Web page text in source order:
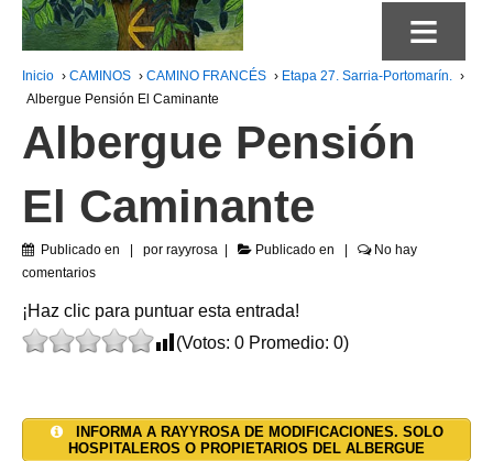
≡
Inicio › CAMINOS › CAMINO FRANCÉS › Etapa 27. Sarria-Portomarín. ›
Albergue Pensión El Caminante
Albergue Pensión
El Caminante
Publicado en por rayyrosa Publicado en
No hay
comentarios
¡Haz clic para puntuar esta entrada!
(Votos: 0 Promedio: 0)
INFORMA A RAYYROSA DE MODIFICACIONES. SOLO
HOSPITALEROS O PROPIETARIOS DEL ALBERGUE